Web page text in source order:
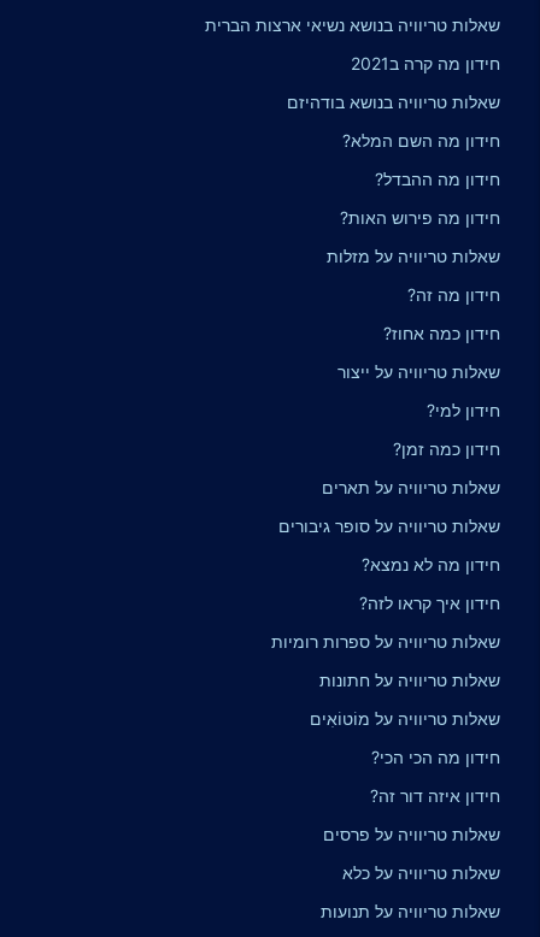
שאלות טריוויה בנושא נשיאי ארצות הברית
חידון מה קרה ב2021
שאלות טריוויה בנושא בודהיזם
חידון מה השם המלא?
חידון מה ההבדל?
חידון מה פירוש האות?
שאלות טריוויה על מזלות
חידון מה זה?
חידון כמה אחוז?
שאלות טריוויה על ייצור
חידון למי?
חידון כמה זמן?
שאלות טריוויה על תארים
שאלות טריוויה על סופר גיבורים
חידון מה לא נמצא?
חידון איך קראו לזה?
שאלות טריוויה על ספרות רומיות
שאלות טריוויה על חתונות
שאלות טריוויה על מוֹטוֹאִים
חידון מה הכי הכי?
חידון איזה דור זה?
שאלות טריוויה על פרסים
שאלות טריוויה על כלא
שאלות טריוויה על תנועות